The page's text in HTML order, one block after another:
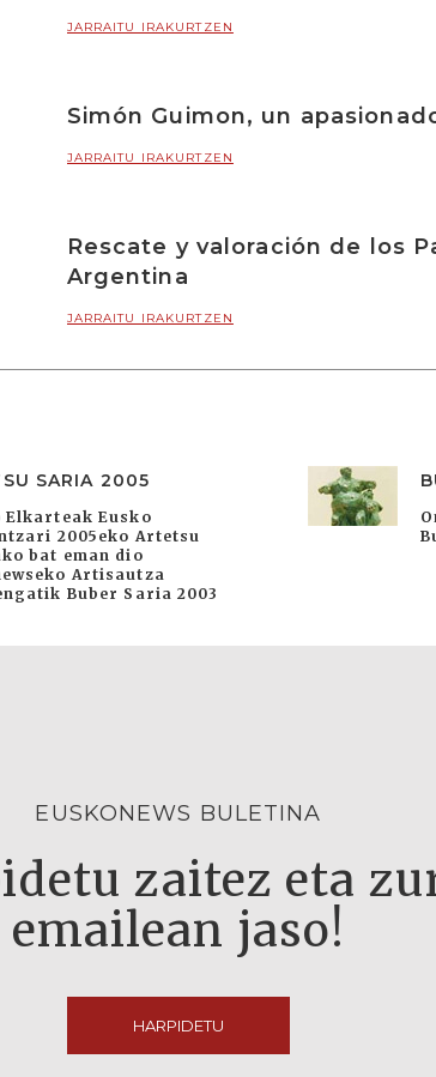
JARRAITU IRAKURTZEN
Simón Guimon, un
JARRAITU IRAKURTZEN
Rescate y valoración de los
Argentina
JARRAITU IRAKURTZEN
SARIA 2005
Elkarteak Eusko
2005eko Artetsu
bat eman dio
Artisautza
Buber Saria 2003
EUSKONEWS BULETINA
zaitez eta
emailean jaso!
HARPIDETU